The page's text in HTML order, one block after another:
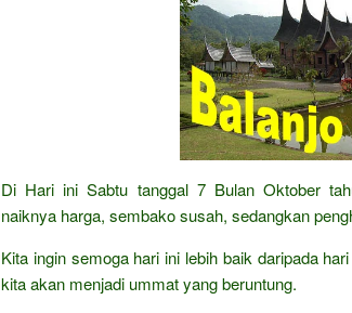
Di Hari ini Sabtu tanggal 7 Bulan Oktober
naiknya harga, sembako susah, sedangkan
Kita ingin semoga hari ini lebih baik daripada
kita akan menjadi ummat yang beruntung.